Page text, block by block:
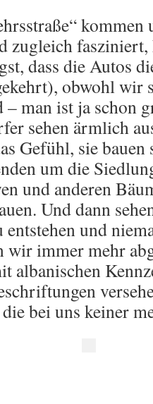
kommen
zugleich
dass die Autos
obwohl wir
– man ist ja schon
sehen ärmlich
Gefühl, sie bauen
um die
und anderen
Und dann
entstehen und
wir immer mehr
albanischen
bei uns keiner